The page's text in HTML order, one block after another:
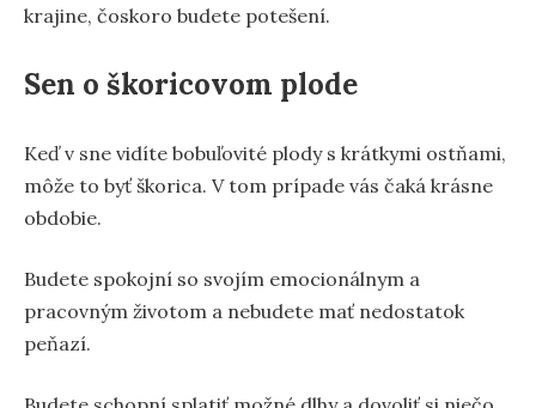
krajine, čoskoro budete potešení.
Sen o škoricovom plode
Keď v sne vidíte bobuľovité plody s krátkymi ostňami,
môže to byť škorica. V tom prípade vás čaká krásne
obdobie.
Budete spokojní so svojím emocionálnym a
pracovným životom a nebudete mať nedostatok
peňazí.